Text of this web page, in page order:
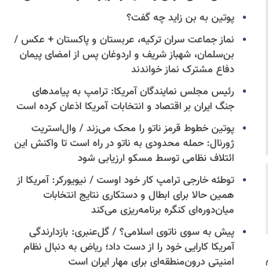
پوتین به بن زاید چه گفت؟
نماز جماعت سران ترکیه، عربستان و پاکستان + عکس /
بن‌سلمان، شهباز شریف و اردوغان پس از امضای پیمان
دفاع مشترک نماز خواندند
رئیس مجلس نمایندگان آمریکا: ترامپ به پیامدهای
جنگ ایران بر اقتصاد و انتخابات آمریکا اذعان کرده است
پوتین خطوط قرمز ناتو را محک می‌زند / وال‌استریت
ژورنال: حمله محدودی به ناتو در راه است تا واکنش این
ائتلاف نظامی توسط مسکو ارزیابی شود
توطئه خارجی ترامپ کار خود اوست / نیویورکر: آمریکا از
همین حالا برای ابطال و دستکاری نتایج انتخابات
میان‌دوره‌ای کنگره برنامه‌ریزی می‌کند
پیش به سوی ناتوی اسلامی؟ / گل‌عنبری: بازدارندگی
آمریکا کارایی خود را از دست داد؛ ریاض به دنبال نظام
امنیتی درون‌منطقه‌ای برای مهار ایران است